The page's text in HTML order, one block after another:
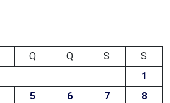
Q Q S
S
1
5 6 7
8